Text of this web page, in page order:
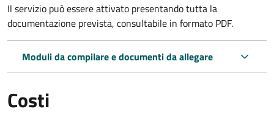
Il servizio può essere attivato presentando tutta la
documentazione prevista, consultabile in formato PDF.
Moduli da compilare e documenti da allegare
Costi